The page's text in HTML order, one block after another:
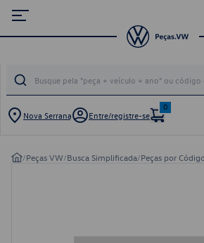
Nova Serrana Entre/registre-se
0
/Peças VW/Busca Simplificada/Peças por